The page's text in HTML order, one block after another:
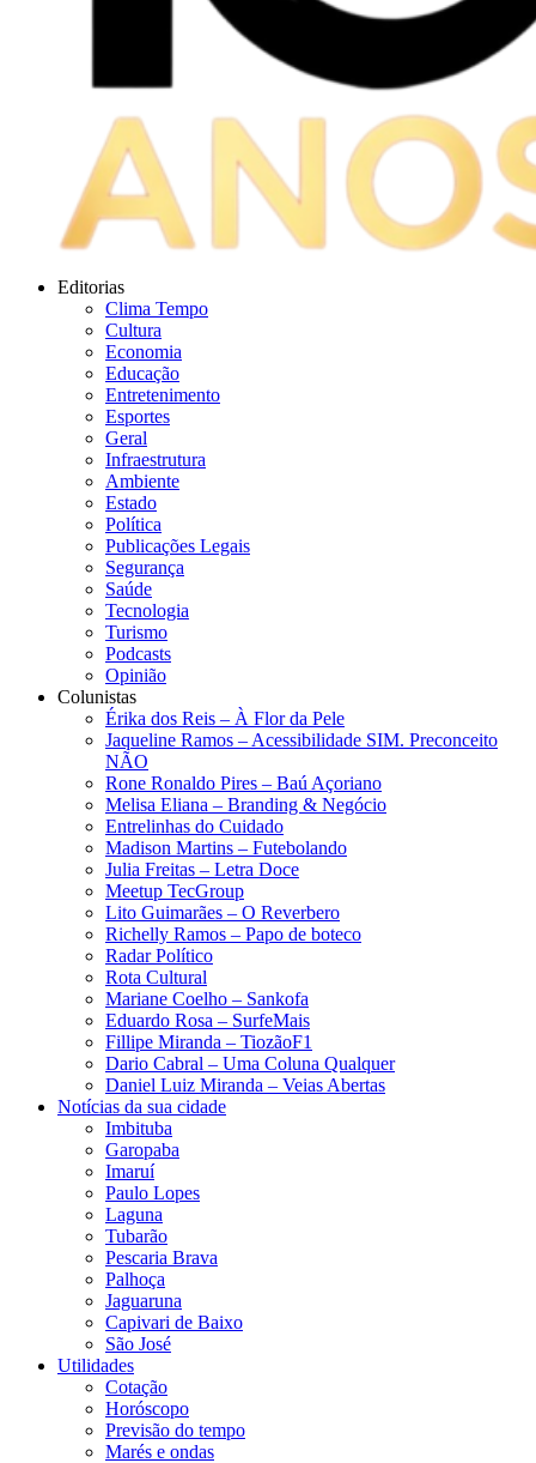
Editorias
Clima Tempo
Cultura
Economia
Educação
Entretenimento
Esportes
Geral
Infraestrutura
Ambiente
Estado
Política
Publicações Legais
Segurança
Saúde
Tecnologia
Turismo
Podcasts
Opinião
Colunistas
Érika dos Reis​ – À Flor da Pele
Jaqueline Ramos – Acessibilidade SIM. Preconceito
NÃO
Rone Ronaldo Pires – Baú Açoriano
Melisa Eliana – Branding & Negócio
Entrelinhas do Cuidado
Madison Martins – Futebolando
Julia Freitas​ – Letra Doce
Meetup TecGroup
Lito Guimarães – O Reverbero
Richelly Ramos​ – Papo de boteco
Radar Político
Rota Cultural
Mariane Coelho – Sankofa
Eduardo Rosa​ – SurfeMais
Fillipe Miranda – TiozãoF1
Dario Cabral – Uma Coluna Qualquer
Daniel Luiz Miranda – Veias Abertas
Notícias da sua cidade
Imbituba
Garopaba
Imaruí
Paulo Lopes
Laguna
Tubarão
Pescaria Brava
Palhoça
Jaguaruna
Capivari de Baixo
São José
Utilidades
Cotação
Horóscopo
Previsão do tempo
Marés e ondas